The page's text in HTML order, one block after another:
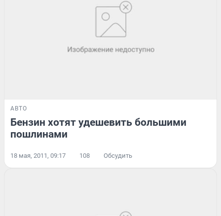
АВТО
Бензин хотят удешевить большими
пошлинами
18 мая, 2011, 09:17 108 Обсудить